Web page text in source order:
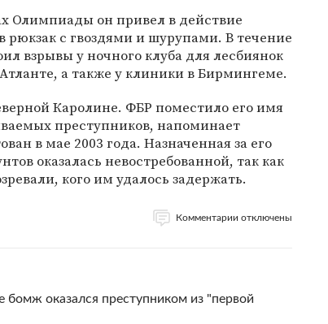
Олимпиады он привел в действие
рюкзак с гвоздями и шурупами. В течение
взрывы у ночного клуба для лесбиянок
а также у клиники в Бирмингеме.
Каролине. ФБР поместило его имя
преступников, напоминает
в мае 2003 года. Назначенная за его
оказалась невостребованной, так как
кого им удалось задержать.
Комментарии отключены
оказался преступником из "первой